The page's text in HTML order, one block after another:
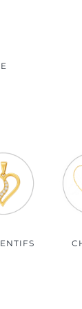
de 100 à
de 150 à
plus de